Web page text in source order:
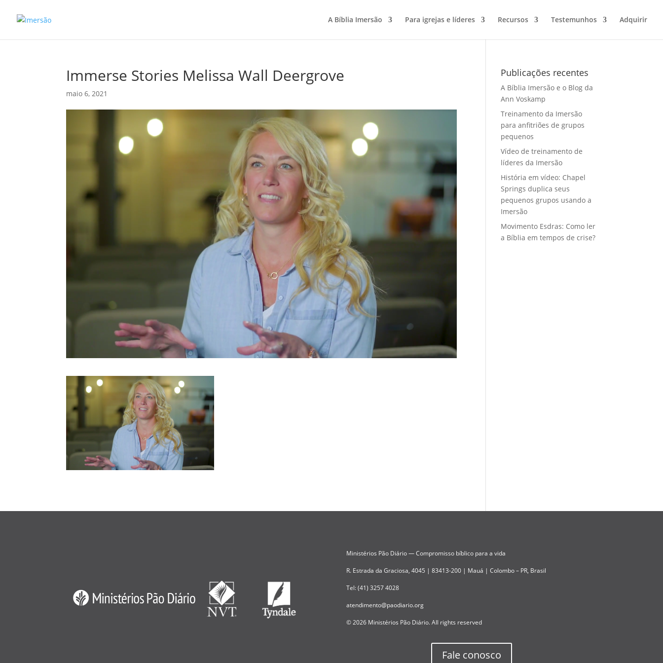
A Bíblia Imersão Para igrejas e líderes Recursos Testemunhos Adquirir
Immerse Stories Melissa Wall Deergrove
maio 6, 2021
Publicações recentes
A Bíblia Imersão e o Blog da
Ann Voskamp
Treinamento da Imersão
para anfitriões de grupos
pequenos
Vídeo de treinamento de
líderes da Imersão
História em vídeo: Chapel
Springs duplica seus
pequenos grupos usando a
Imersão
Movimento Esdras: Como ler
a Bíblia em tempos de crise?
Ministérios Pão Diário — Compromisso bíblico para a vida
R. Estrada da Graciosa, 4045 | 83413-200 | Mauá | Colombo – PR, Brasil
Tel: (41) 3257 4028
atendimento@paodiario.org
© 2026 Ministérios Pão Diário. All rights reserved
Fale conosco